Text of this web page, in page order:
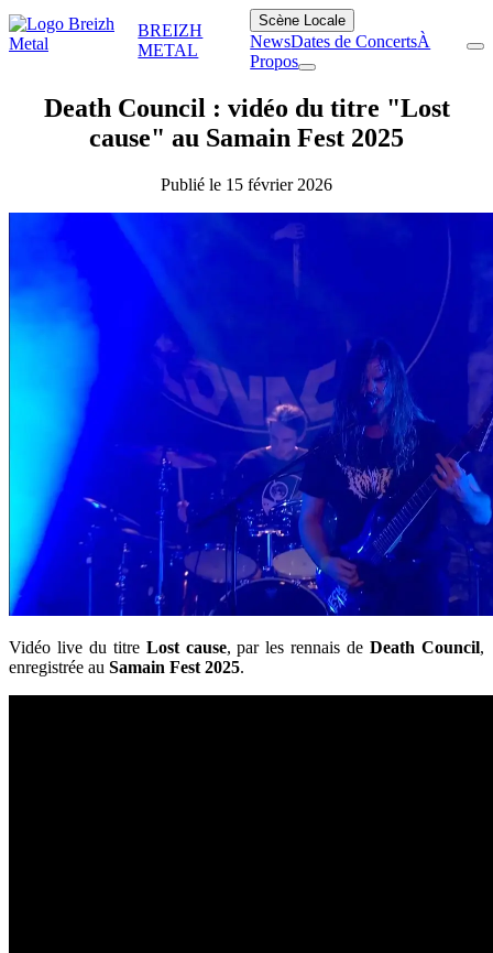
BREIZH
METAL
Scène Locale
NewsDates de ConcertsÀ
Propos
Death Council : vidéo du titre "Lost
cause" au Samain Fest 2025
Publié le 15 février 2026
Vidéo live du titre Lost cause, par les rennais deDeath Council,
enregistrée au Samain Fest 2025.